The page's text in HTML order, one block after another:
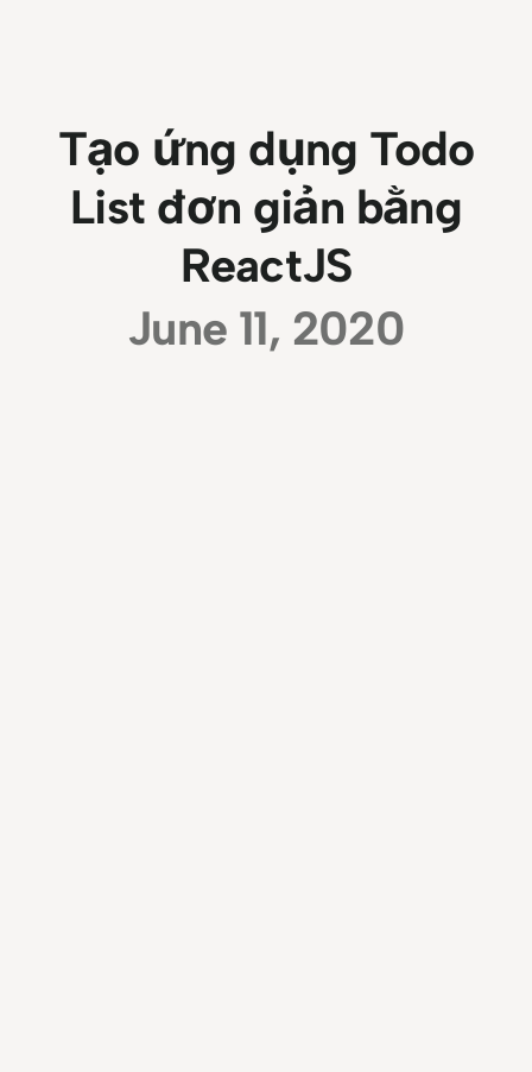
Tạo ứng dụng Todo
List đơn giản bằng
ReactJS
June 11, 2020